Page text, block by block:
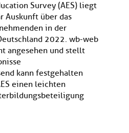
Survey (AES) liegt
Auskunft über das
in der
2022. wb-web
angesehen und stellt
kann festgehalten
einen leichten